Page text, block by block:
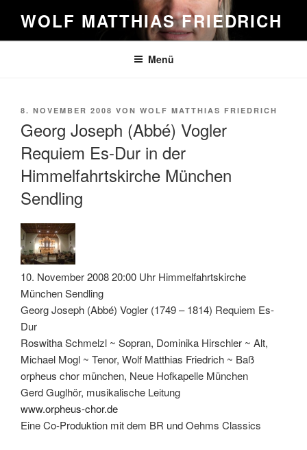
Inhalt
springen
WOLF MATTHIAS FRIEDRICH
Menü
VERÖFFENTLICHT
8. NOVEMBER 2008 VON WOLF MATTHIAS FRIEDRICH
Georg Joseph (Abbé) Vogler
Requiem Es-Dur in der
Himmelfahrtskirche München
Sendling
10. November 2008 20:00 Uhr Himmelfahrtskirche
München Sendling
Georg Joseph (Abbé) Vogler (1749 – 1814) Requiem Es-
Dur
Roswitha Schmelzl ~ Sopran, Dominika Hirschler ~ Alt,
Michael Mogl ~ Tenor, Wolf Matthias Friedrich ~ Baß
orpheus chor münchen, Neue Hofkapelle München
Gerd Guglhör, musikalische Leitung
www.orpheus-chor.de
Eine Co-Produktion mit dem BR und Oehms Classics